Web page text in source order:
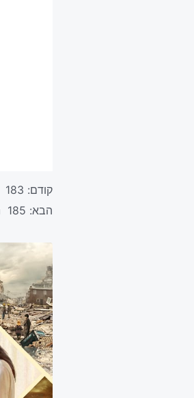
קודם: 183 עם הזיכוך מגיעה האמונה
הבא: 185 המשפט הוא דרכו העיקרית של אלוהים להפוך את האדם למושלם